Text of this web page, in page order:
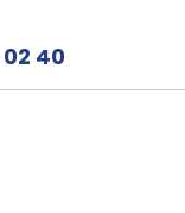
02 40